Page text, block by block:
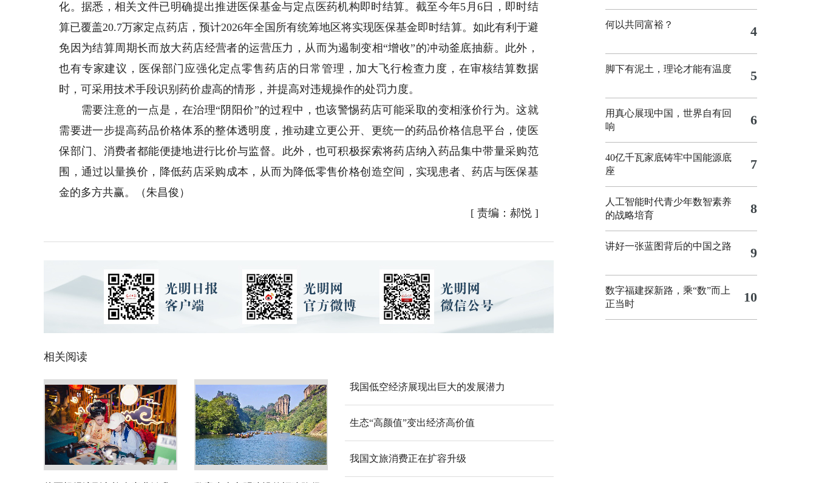
化。据悉，相关文件已明确提出推进医保基金与定点医药机构即时结算。截至今年5月6日，即时结
算已覆盖20.7万家定点药店，预计2026年全国所有统筹地区将实现医保基金即时结算。如此有利于避
免因为结算周期长而放大药店经营者的运营压力，从而为遏制变相“增收”的冲动釜底抽薪。此外，
也有专家建议，医保部门应强化定点零售药店的日常管理，加大飞行检查力度，在审核结算数据
时，可采用技术手段识别药价虚高的情形，并提高对违规操作的处罚力度。
需要注意的一点是，在治理“阴阳价”的过程中，也该警惕药店可能采取的变相涨价行为。这就
需要进一步提高药品价格体系的整体透明度，推动建立更公开、更统一的药品价格信息平台，使医
保部门、消费者都能便捷地进行比价与监督。此外，也可积极探索将药店纳入药品集中带量采购范
围，通过以量换价，降低药店采购成本，从而为降低零售价格创造空间，实现患者、药店与医保基
金的多方共赢。（朱昌俊）
[ 责编：郝悦 ]
相关阅读
我国低空经济展现出巨大的发展潜力
生态“高颜值”变出经济高价值
我国文旅消费正在扩容升级
何以共同富裕？ 4
脚下有泥土，理论才能有温度 5
用真心展现中国，世界自有回
响
6
40亿千瓦家底铸牢中国能源底
座
7
人工智能时代青少年数智素养
的战略培育
8
讲好一张蓝图背后的中国之路 9
数字福建探新路，乘“数”而上
正当时
10